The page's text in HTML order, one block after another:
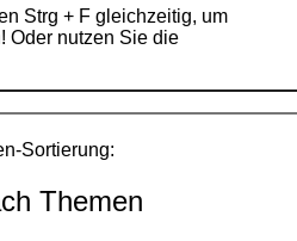
Strg + F gleichzeitig, um
Oder nutzen Sie die
Sortierung:
Themen